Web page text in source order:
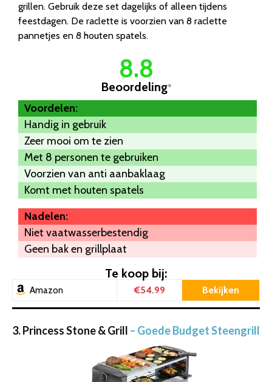
grillen. Gebruik deze set dagelijks of alleen tijdens
feestdagen. De raclette is voorzien van 8 raclette
pannetjes en 8 houten spatels.
8.8
Beoordeling*
Voordelen:
Handig in gebruik
Zeer mooi om te zien
Met 8 personen te gebruiken
Voorzien van anti aanbaklaag
Komt met houten spatels
Nadelen:
Niet vaatwasserbestendig
Geen bak en grillplaat
Te koop bij:
Amazon €54.99 Bekijken
3. Princess Stone & Grill – Goede Budget Steengrill